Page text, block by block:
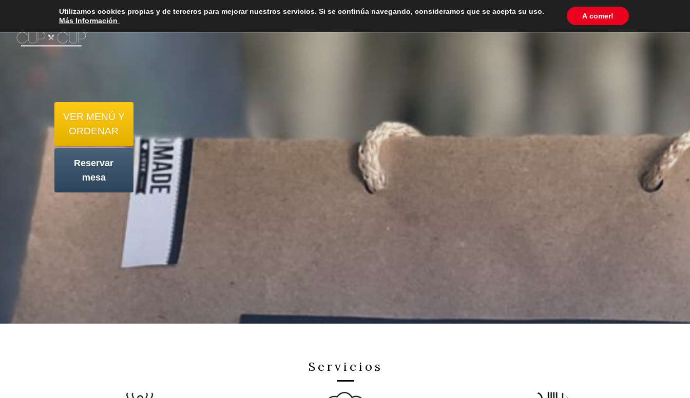
VER MENÚ Y
ORDENAR
Reservar
mesa
Servicios
Utilizamos cookies propias y de terceros para mejorar nuestros servicios. Si se continúa navegando, consideramos que se acepta su uso.
Más Información
A comer!